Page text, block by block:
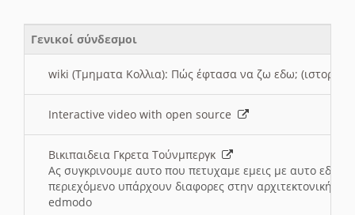
Γενικοί σύνδεσμοι
wiki (Τμηματα Κολλια): Πώς έφτασα να ζω εδω; (ιστορια)
Interactive video with open source
Βικιπαιδεια Γκρετα Τούνμπεργκ
Ας συγκρινουμε αυτο που πετυχαμε εμεις με αυτο εδω
περιεχόμενο υπάρχουν διαφορες στην αρχιτεκτονική
edmodo